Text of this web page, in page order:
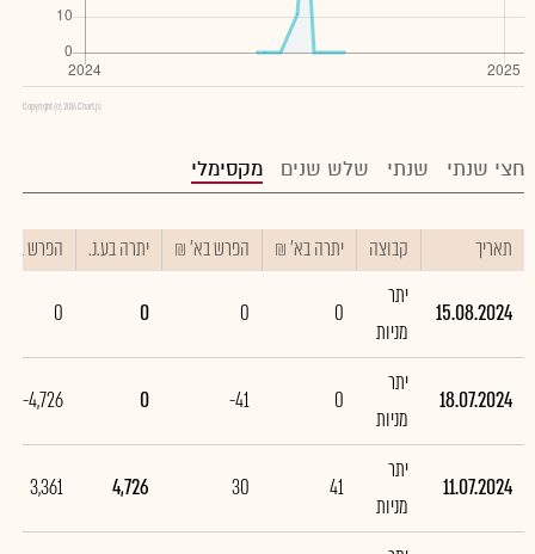
Copyright (c) 2016 Chart.js
חצי שנתי שנתי שלש שנים מקסימלי
תאריך קבוצה יתרה בא' ₪ הפרש בא' ₪ יתרה בע.נ. הפרש
15.08.2024
יתר
מניות
0
0
0
0
18.07.2024
יתר
מניות
0
-41
0
-4,726
11.07.2024
יתר
מניות
41
30
4,726
3,361